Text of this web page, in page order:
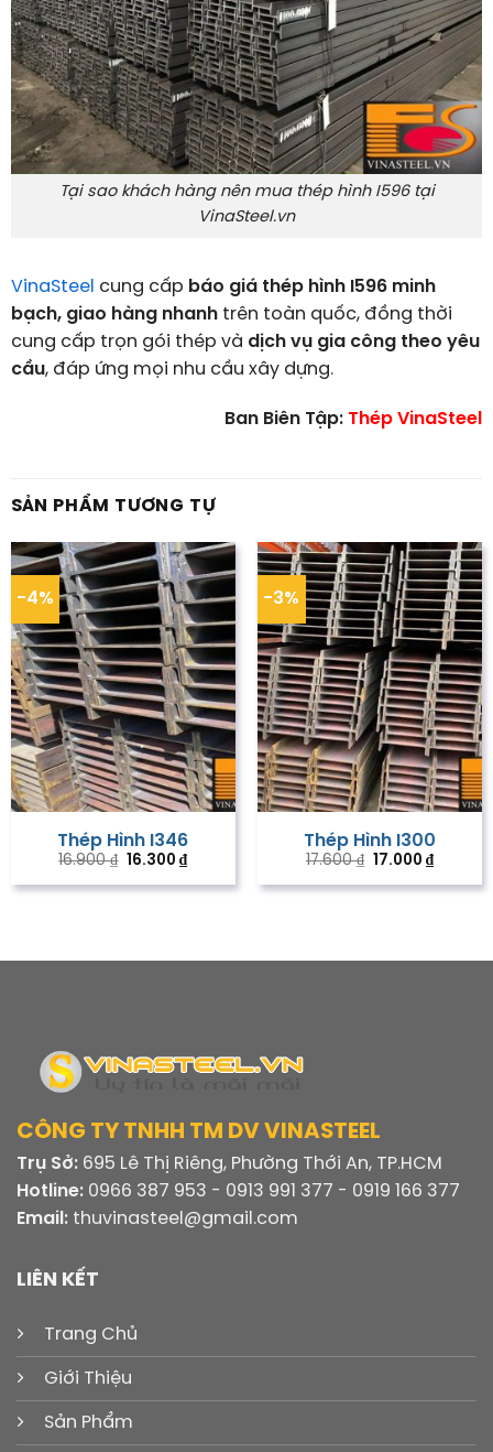
Tại sao khách hàng nên mua thép hình I596 tại
VinaSteel.vn
VinaSteel cung cấp báo giá thép hình I596 minh
bạch, giao hàng nhanhtrên toàn quốc, đồng thời
cung cấp trọn gói thép và dịch vụ gia công theo yêu
cầu, đáp ứng mọi nhu cầu xây dựng.
Ban Biên Tập: Thép VinaSteel
SẢN PHẨM TƯƠNG TỰ
-4%
Thép Hình I346
16.900₫ Giá
là:
16.300₫Giá
tại
-3%
Thép Hình I300
17.600₫ Giá
là:
17.000₫Giá
tại
CÔNG TY TNHH TM DV VINASTEEL
Trụ Sở: 695 Lê Thị Riêng, Phường Thới An, TP.HCM
Hotline: 0966 387 953 - 0913 991 377 - 0919 166 377
Email: thuvinasteel@gmail.com
LIÊN KẾT
Trang Chủ
Giới Thiệu
Sản Phẩm